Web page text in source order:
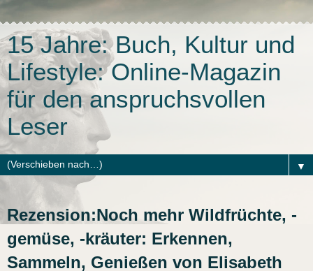
15 Jahre: Buch, Kultur und
Lifestyle: Online-Magazin
für den anspruchsvollen
Leser
▼
Rezension:Noch mehr Wildfrüchte, -
gemüse, -kräuter: Erkennen,
Sammeln, Genießen von Elisabeth